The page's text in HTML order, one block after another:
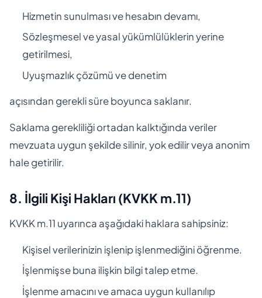
Hizmetin sunulması ve hesabın devamı,
Sözleşmesel ve yasal yükümlülüklerin yerine
getirilmesi,
Uyuşmazlık çözümü ve denetim
açısından gerekli süre boyunca saklanır.
Saklama gerekliliği ortadan kalktığında veriler
mevzuata uygun şekilde silinir, yok edilir veya anonim
hale getirilir.
8. İlgili Kişi Hakları (KVKK m.11)
KVKK m.11 uyarınca aşağıdaki haklara sahipsiniz:
Kişisel verilerinizin işlenip işlenmediğini öğrenme.
İşlenmişse buna ilişkin bilgi talep etme.
İşlenme amacını ve amaca uygun kullanılıp